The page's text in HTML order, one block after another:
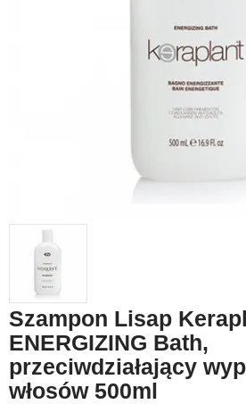
Szampon Lisap
ENERGIZING Bath,
przeciwdziałający
włosów 500ml